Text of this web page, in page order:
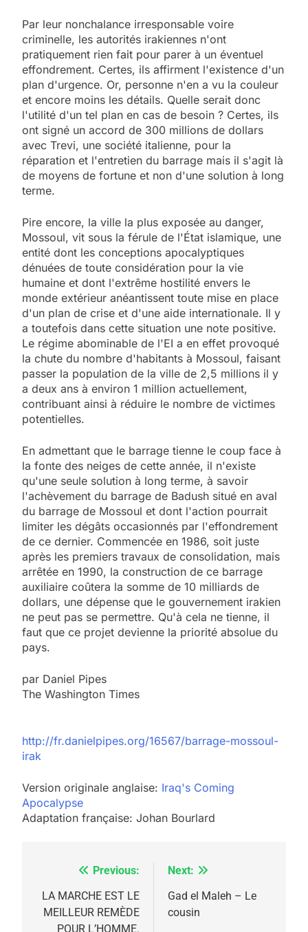
Par leur nonchalance irresponsable voire
criminelle, les autorités irakiennes n'ont
pratiquement rien fait pour parer à un éventuel
effondrement. Certes, ils affirment l'existence d'un
plan d'urgence. Or, personne n'en a vu la couleur
et encore moins les détails. Quelle serait donc
l'utilité d'un tel plan en cas de besoin ? Certes, ils
ont signé un accord de 300 millions de dollars
avec Trevi, une société italienne, pour la
réparation et l'entretien du barrage mais il s'agit là
de moyens de fortune et non d'une solution à long
terme.
Pire encore, la ville la plus exposée au danger,
Mossoul, vit sous la férule de l'État islamique, une
entité dont les conceptions apocalyptiques
dénuées de toute considération pour la vie
humaine et dont l'extrême hostilité envers le
monde extérieur anéantissent toute mise en place
d'un plan de crise et d'une aide internationale. Il y
a toutefois dans cette situation une note positive.
Le régime abominable de l'EI a en effet provoqué
la chute du nombre d'habitants à Mossoul, faisant
passer la population de la ville de 2,5 millions il y
a deux ans à environ 1 million actuellement,
contribuant ainsi à réduire le nombre de victimes
potentielles.
En admettant que le barrage tienne le coup face à
la fonte des neiges de cette année, il n'existe
qu'une seule solution à long terme, à savoir
l'achèvement du barrage de Badush situé en aval
du barrage de Mossoul et dont l'action pourrait
limiter les dégâts occasionnés par l'effondrement
de ce dernier. Commencée en 1986, soit juste
après les premiers travaux de consolidation, mais
arrêtée en 1990, la construction de ce barrage
auxiliaire coûtera la somme de 10 milliards de
dollars, une dépense que le gouvernement irakien
ne peut pas se permettre. Qu'à cela ne tienne, il
faut que ce projet devienne la priorité absolue du
pays.
par Daniel Pipes
The Washington Times
http://fr.danielpipes.org/16567/barrage-mossoul-
irak
Version originale anglaise: Iraq's Coming
Apocalypse
Adaptation française: Johan Bourlard
Navigation
de
l’article
Previous:
LA MARCHE EST LE
MEILLEUR REMÈDE
POUR L’HOMME.
Next:
Gad el Maleh – Le
cousin
2025, l’année la plus
meurtrière selon le